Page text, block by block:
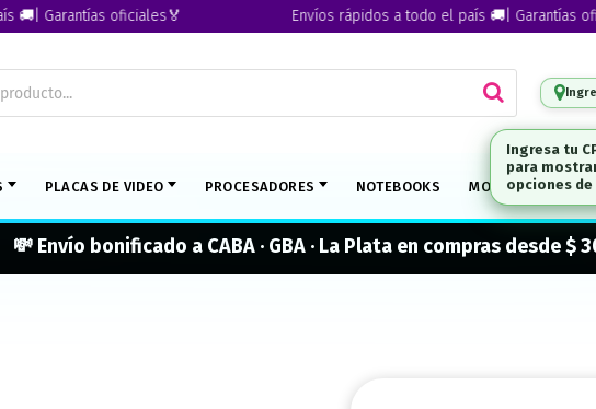
oficiales🏅 Envíos rápidos a todo el país 🚚| Garantías
PLACAS DE VIDEO PROCESADORES NOTEBOOKS MONITORES
💸 Envío bonificado a CABA · GBA · La Plata en compras desde $